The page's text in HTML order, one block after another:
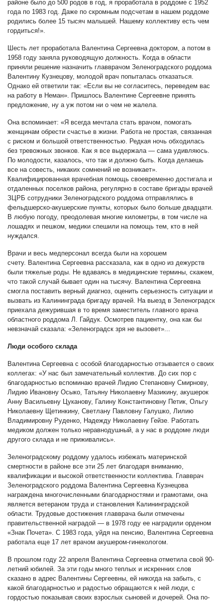
районе было до 500 родов в год, я проработала в роддоме с 1952
года по 1983 год. Даже по скромным подсчетам в нашем роддоме
родились более 15 тысяч малышей. Нашему коллективу есть чем
гордиться!».
Шесть лет проработала Валентина Сергеевна доктором, а потом в
1958 году заняла руководящую должность. Когда в области
приняли решение назначить главврачом Зеленоградского роддома
Валентину Кузнецову, молодой врач попыталась отказаться.
Однако ей ответили так: «Если вы не согласитесь, переведем вас
на работу в Неман». Пришлось Валентине Сергеевне принять
предложение, ну а уж потом ни о чем не жалела.
Она вспоминает: «Я всегда мечтала стать врачом, помогать
женщинам обрести счастье в жизни. Работа не простая, связанная
с риском и большой ответственностью. Редкая ночь обходилась
без тревожных звонков. Как я все выдержала — сама удивляюсь.
По молодости, казалось, что так и должно быть. Когда делаешь
все на совесть, никаких сомнений не возникает».
Квалифицированная врачебная помощь своевременно достигала и
отдаленных поселков района, регулярно в составе бригады врачей
ЗЦРБ сотрудники Зеленоградского роддома отправлялись в
фельдшерско-акушерские пункты, которых было больше двадцати.
В любую погоду, преодолевая многие километры, в том числе на
лошадях и пешком, медики спешили на помощь тем, кто в ней
нуждался.
Врачи и весь медперсонал всегда были на хорошем
счету. Валентина Сергеевна рассказала, как в одно из дежурств
были тяжелые роды. Не вдаваясь в медицинские термины, скажем,
что такой случай бывает один на тысячу. Валентина Сергеевна
смогла поставить верный диагноз, оценить серьезность ситуации и
вызвать из Калининграда бригаду врачей. На выезд в Зеленоградск
приехала дежурившая в то время заместитель главного врача
областного роддома Л. Гайдук. Осмотрев пациентку, она как бы
невзначай сказала: «Зеленоградск зря не вызовет»...
Люди особого склада
Валентина Сергеевна с особой благодарностью отзывается о своих
коллегах: «У нас был замечательный коллектив. До сих пор с
благодарностью вспоминаю врачей Лидию Степановну Смирнову,
Лидию Ивановну Осыко, Татьяну Николаевну Мазикину, акушерок
Анну Васильевну Цуканову, Галину Константиновну Петик, Ольгу
Николаевну Щетинкину, Светлану Павловну Галушко, Лилию
Владимировну Руденко, Надежду Николаевну Гейзе. Работать
медиком должен только неравнодушный, а у нас в роддоме люди
другого склада и не приживались».
Зеленоградскому роддому удалось избежать материнской
смертности в районе все эти 25 лет благодаря вниманию,
квалификации и высокой ответственности коллектива. Главврач
Зеленоградского роддома Валентина Сергеевна Кузнецова
награждена многочисленными благодарностями и грамотами, она
является ветераном труда и становления Калининградской
области. Трудовые достижения главврача были отмечены
правительственной наградой — в 1978 году ее наградили орденом
«Знак Почета». С 1983 года, уйдя на пенсию, Валентина Сергеевна
работала еще 17 лет врачом акушером-гинекологом.
В прошлом году 22 апреля Валентина Сергеевна отметила свой 90-
летний юбилей. За эти годы много теплых и искренних слов
сказано в адрес Валентины Сергеевны, ей никогда на забыть, с
какой благодарностью и радостью обращаются к ней люди, с
гордостью показывая своих взрослых сыновей и дочерей. Она по-